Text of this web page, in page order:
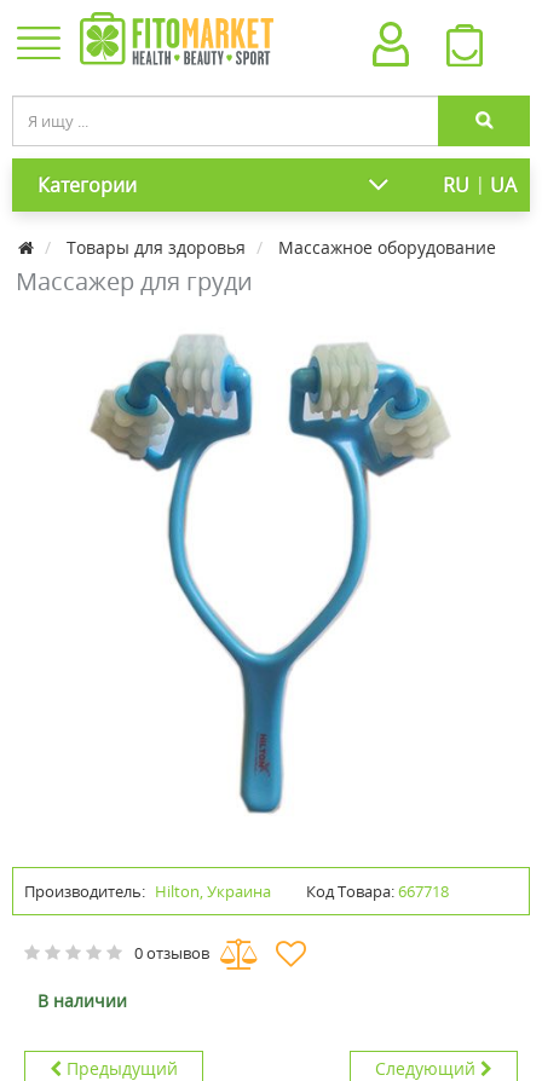
Категории RU | UA
Товары для здоровья Массажное оборудование
Массажер для груди
Производитель: Hilton, Украина Код Товара:667718
0 отзывов
В наличии
Предыдущий Следующий